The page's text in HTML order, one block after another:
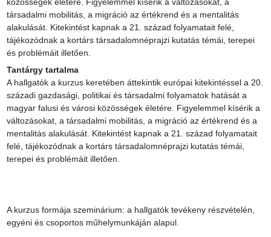
közösségek életére. Figyelemmel kísérik a változásokat, a
társadalmi mobilitás, a migráció az értékrend és a mentalitás
alakulását. Kitekintést kapnak a 21. század folyamatait felé,
tájékozódnak a kortárs társadalomnéprajzi kutatás témái, terepei
és problémáit illetően.
Tantárgy tartalma
A hallgatók a kurzus keretében áttekintik európai kitekintéssel a 20.
századi gazdasági, politikai és társadalmi folyamatok hatását a
magyar falusi és városi közösségek életére. Figyelemmel kísérik a
változásokat, a társadalmi mobilitás, a migráció az értékrend és a
mentalitás alakulását. Kitekintést kapnak a 21. század folyamatait
felé, tájékozódnak a kortárs társadalomnéprajzi kutatás témái,
terepei és problémáit illetően.
A kurzus formája szeminárium: a hallgatók tevékeny részvételén,
egyéni és csoportos műhelymunkáján alapul.